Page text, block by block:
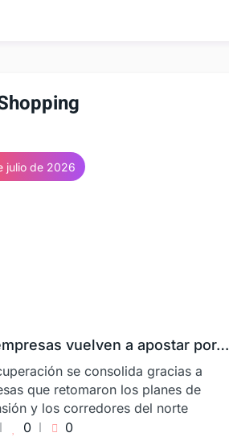
julio de 2026
vuelven a apostar por…
se consolida gracias a
que retomaron los planes de
y los corredores del norte
0 0